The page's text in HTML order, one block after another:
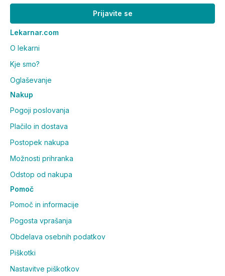
Prijavite se
Lekarnar.com
O lekarni
Kje smo?
Oglaševanje
Nakup
Pogoji poslovanja
Plačilo in dostava
Postopek nakupa
Možnosti prihranka
Odstop od nakupa
Pomoč
Pomoč in informacije
Pogosta vprašanja
Obdelava osebnih podatkov
Piškotki
Nastavitve piškotkov